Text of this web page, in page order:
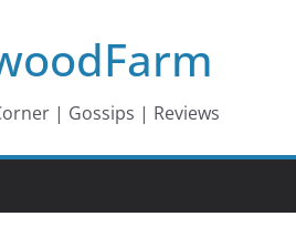
| Gossips | Reviews